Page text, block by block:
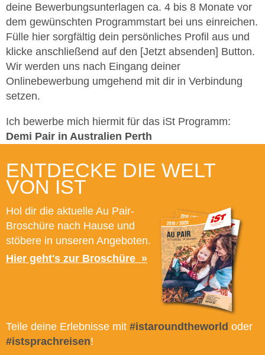
deine Bewerbungsunterlagen ca. 4 bis 8 Monate vor
dem gewünschten Programmstart bei uns einreichen.
Fülle hier sorgfältig dein persönliches Profil aus und
klicke anschließend auf den [Jetzt absenden] Button.
Wir werden uns nach Eingang deiner
Onlinebewerbung umgehend mit dir in Verbindung
setzen.
Ich bewerbe mich hiermit für das iSt Programm:
Demi Pair in Australien Perth
ENTDECKE DIE WELT
VON IST
Hol dir die aktuelle Au Pair-
Broschüre nach Hause und
stöbere in unseren Angeboten.
Hier geht's zur Broschüre
Teile deine Erlebnisse mit #istaroundtheworld oder
#istsprachreisen!